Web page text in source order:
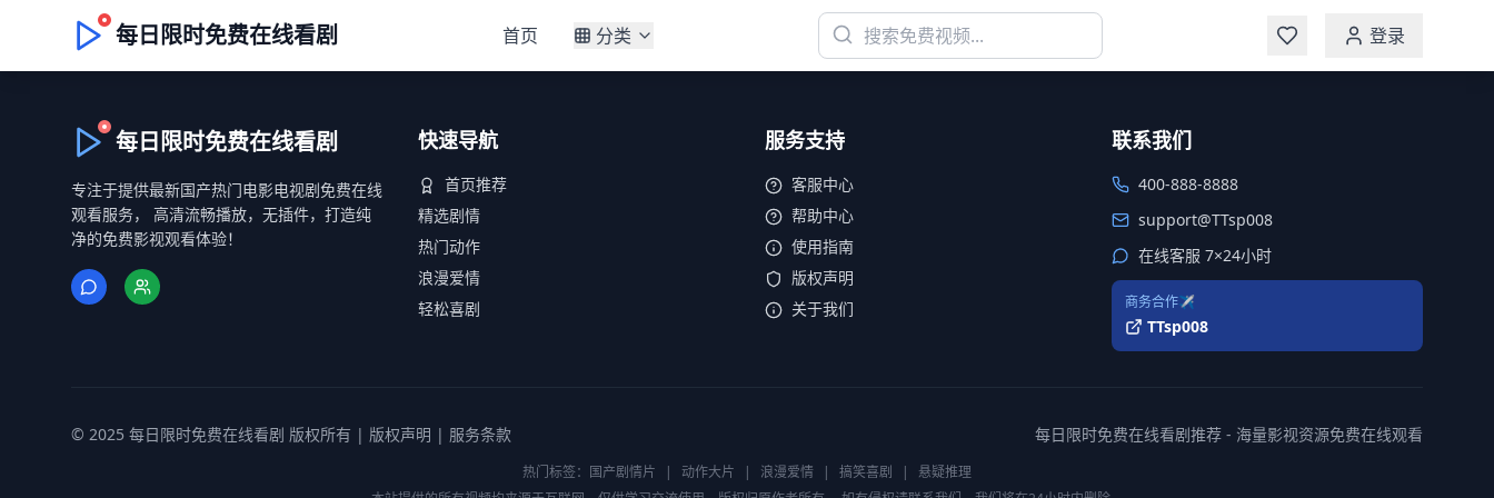
每日限时免费在线看剧 首页 分类 登录
每日限时免费在线看剧
专注于提供最新国产热门电影电视剧免费在线
观看服务， 高清流畅播放，无插件，打造纯
净的免费影视观看体验！
快速导航
首页推荐
精选剧情
热门动作
浪漫爱情
轻松喜剧
服务支持
客服中心
帮助中心
使用指南
版权声明
关于我们
联系我们
400-888-8888
support@TTsp008
在线客服 7×24小时
商务合作✈️
TTsp008
© 2025 每日限时免费在线看剧 版权所有 | 版权声明 | 服务条款 每日限时免费在线看剧推荐 - 海量影视资源免费在线观看
热门标签： 国产剧情片 | 动作大片 | 浪漫爱情 | 搞笑喜剧 |
悬疑推理